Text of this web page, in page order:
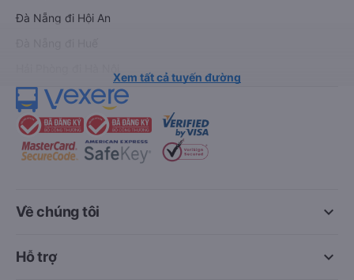
Đà Nẵng đi Hội An
Xem tất cả tuyến đường
keyboard_arrow_down
Về chúng tôi
keyboard_arrow_down
Hỗ trợ